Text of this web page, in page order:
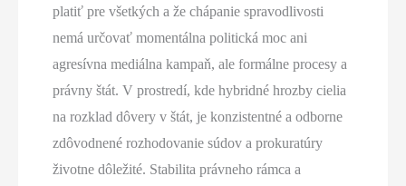
platiť pre všetkých a že chápanie spravodlivosti
nemá určovať momentálna politická moc ani
agresívna mediálna kampaň, ale formálne procesy a
právny štát. V prostredí, kde hybridné hrozby cielia
na rozklad dôvery v štát, je konzistentné a odborne
zdôvodnené rozhodovanie súdov a prokuratúry
životne dôležité. Stabilita právneho rámca a